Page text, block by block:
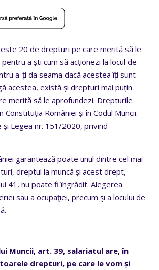
20 de drepturi pe care merită să le
a ști cum să acționezi la locul de
a-ți da seama dacă acestea îți sunt
acestea, există și drepturi mai puțin
merită să le aprofundezi. Drepturile
României și în Codul Muncii.
Legea nr. 151/2020, privind
garantează poate unul dintre cel mai
dreptul la muncă și acest drept,
41, nu poate fi îngrădit. Alegerea
sau a ocupaţiei, precum şi a locului de
Muncii, art. 39, salariatul are, în
drepturi, pe care le vom și